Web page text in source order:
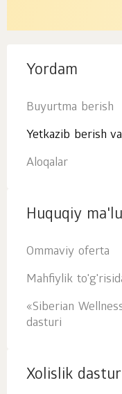
Yordam
Buyurtma berish
Yetkazib berish
Aloqalar
Huquqiy
Ommaviy oferta
Mahfiylik
«Siberian
dasturi
Xolislik